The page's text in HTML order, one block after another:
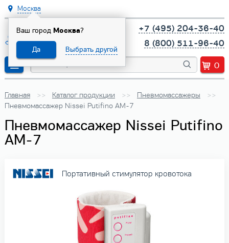
Москва
Ваш город Москва?
Да Выбрать другой
+7 (495) 204-36-40
8 (800) 511-96-40
0
Главная Каталог продукции
Пневмомассажеры
Пневмомассажер Nissei Putifino AM-7
Пневмомассажер Nissei Putifino
AM-7
Портативный стимулятор кровотока